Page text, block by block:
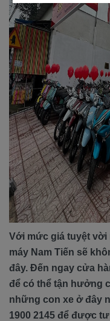
Với mức giá tuyệt vời
máy Nam Tiến sẽ
đây. Đến ngay cửa
để có thể tận hưởng
những con xe ở đây
1900 2145 để được